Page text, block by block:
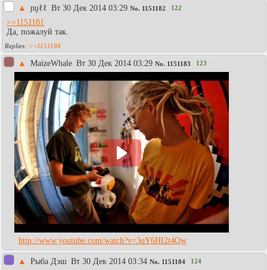
▲ ɲṵℓℓ Вт 30 Дек 2014 03:29 No. 1151182 122
>>1151181
Да, пожалуй так.
>>1151184
▲ MaizeWhale Вт 30 Дек 2014 03:29 No. 1151183 123
http://www.youtube.com/watch?v=3qY6HI2t4Qw
▲ Рыба Дэш Вт 30 Дек 2014 03:34 No. 1151184 124